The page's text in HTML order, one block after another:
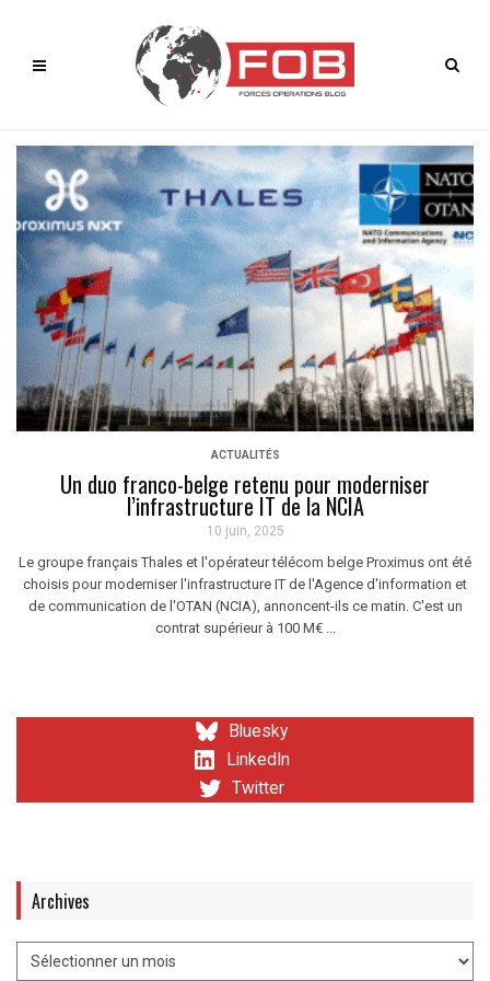
ACTUALITÉS
Un duo franco-belge retenu pour moderniser
l’infrastructure IT de la NCIA
10 juin, 2025
Le groupe français Thales et l'opérateur télécom belge Proximus ont été
choisis pour moderniser l'infrastructure IT de l'Agence d'information et
de communication de l'OTAN (NCIA), annoncent-ils ce matin. C'est un
contrat supérieur à 100 M€ ...
Bluesky
LinkedIn
Twitter
Archives